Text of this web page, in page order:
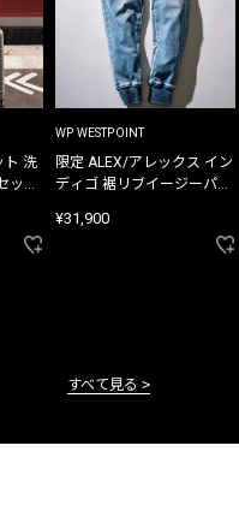
ト 洗
ット
WP WESTPOINT
限定 ALEX/アレックス イン
ディゴ 裾リブイージーパン
¥31,900
すべて見る